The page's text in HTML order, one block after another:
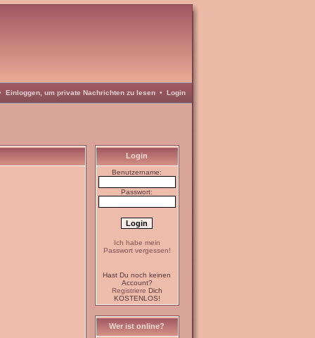
Einloggen, um private Nachrichten zu lesen• Login
Login
Benutzername:
Passwort:
Ich habe mein
Passwort vergessen!
Hast Du noch keinen
Account?
Registriere Dich
KOSTENLOS!
Wer ist online?